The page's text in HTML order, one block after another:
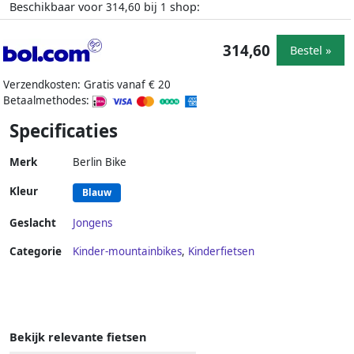
Beschikbaar voor 314,60 bij 1 shop:
Verzendkosten: Gratis vanaf € 20
Betaalmethodes:
314,60 Bestel »
Specificaties
Merk Berlin Bike
Kleur Blauw
Geslacht
Jongens
Categorie
Kinder-mountainbikes, Kinderfietsen
Bekijk relevante fietsen